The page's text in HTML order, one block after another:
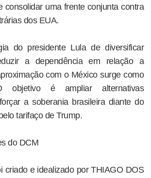
consolidar uma frente conjunta contra
dos EUA.
do presidente Lula de diversificar
a dependência em relação a
com o México surge como
objetivo é ampliar alternativas
a soberania brasileira diante do
tarifaço de Trump.
do DCM
criado e idealizado por THIAGO DOS